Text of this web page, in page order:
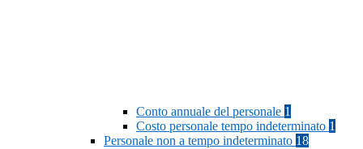
Conto annuale del personale 1
Costo personale tempo indeterminato 1
Personale non a tempo indeterminato 18